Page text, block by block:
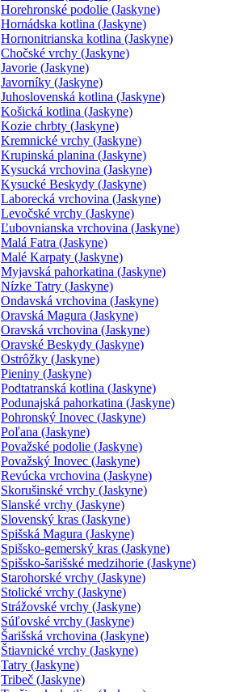
Horehronské podolie (Jaskyne)
Hornádska kotlina (Jaskyne)
Hornonitrianska kotlina (Jaskyne)
Chočské vrchy (Jaskyne)
Javorie (Jaskyne)
Javorníky (Jaskyne)
Juhoslovenská kotlina (Jaskyne)
Košická kotlina (Jaskyne)
Kozie chrbty (Jaskyne)
Kremnické vrchy (Jaskyne)
Krupinská planina (Jaskyne)
Kysucká vrchovina (Jaskyne)
Kysucké Beskydy (Jaskyne)
Laborecká vrchovina (Jaskyne)
Levočské vrchy (Jaskyne)
Ľubovnianska vrchovina (Jaskyne)
Malá Fatra (Jaskyne)
Malé Karpaty (Jaskyne)
Myjavská pahorkatina (Jaskyne)
Nízke Tatry (Jaskyne)
Ondavská vrchovina (Jaskyne)
Oravská Magura (Jaskyne)
Oravská vrchovina (Jaskyne)
Oravské Beskydy (Jaskyne)
Ostrôžky (Jaskyne)
Pieniny (Jaskyne)
Podtatranská kotlina (Jaskyne)
Podunajská pahorkatina (Jaskyne)
Pohronský Inovec (Jaskyne)
Poľana (Jaskyne)
Považské podolie (Jaskyne)
Považský Inovec (Jaskyne)
Revúcka vrchovina (Jaskyne)
Skorušinské vrchy (Jaskyne)
Slanské vrchy (Jaskyne)
Slovenský kras (Jaskyne)
Spišská Magura (Jaskyne)
Spišsko-gemerský kras (Jaskyne)
Spišsko-šarišské medzihorie (Jaskyne)
Starohorské vrchy (Jaskyne)
Stolické vrchy (Jaskyne)
Strážovské vrchy (Jaskyne)
Súľovské vrchy (Jaskyne)
Šarišská vrchovina (Jaskyne)
Štiavnické vrchy (Jaskyne)
Tatry (Jaskyne)
Tribeč (Jaskyne)